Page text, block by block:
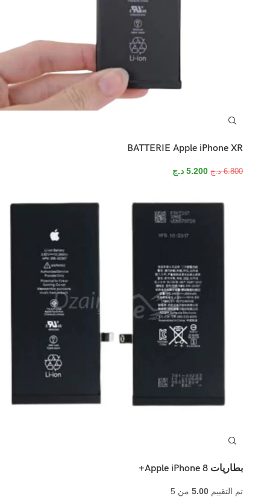
BATTERIE Apple iPhone XR
6.800 د.ج 5.200 د.ج
بطاريات Apple iPhone 8+
تم التقييم 5.00من 5